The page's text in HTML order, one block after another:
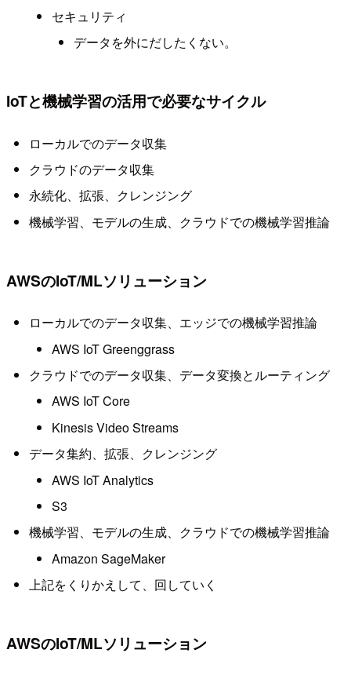
セキュリティ
データを外にだしたくない。
IoTと機械学習の活用で必要なサイクル
ローカルでのデータ収集
クラウドのデータ収集
永続化、拡張、クレンジング
機械学習、モデルの生成、クラウドでの機械学習推論
AWSのIoT/MLソリューション
ローカルでのデータ収集、エッジでの機械学習推論
AWS IoT Greenggrass
クラウドでのデータ収集、データ変換とルーティング
AWS IoT Core
Kinesis Video Streams
データ集約、拡張、クレンジング
AWS IoT Analytics
S3
機械学習、モデルの生成、クラウドでの機械学習推論
Amazon SageMaker
上記をくりかえして、回していく
AWSのIoT/MLソリューション